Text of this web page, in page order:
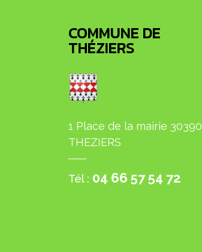
COMMUNE DE
THÉZIERS
1 Place de la mairie 30390
THEZIERS
Tél : 04 66 57 54 72